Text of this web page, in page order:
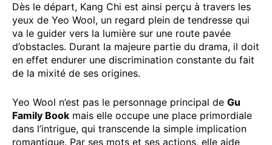
Dès le départ, Kang Chi est ainsi perçu à travers les
yeux de Yeo Wool, un regard plein de tendresse qui
va le guider vers la lumière sur une route pavée
d’obstacles. Durant la majeure partie du drama, il doit
en effet endurer une discrimination constante du fait
de la mixité de ses origines.
Yeo Wool n’est pas le personnage principal de Gu
Family Book mais elle occupe une place primordiale
dans l’intrigue, qui transcende la simple implication
romantique. Par ses mots et ses actions, elle aide